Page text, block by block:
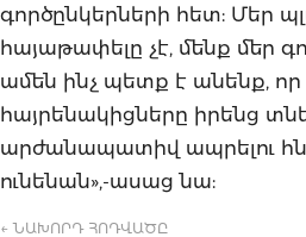
գործընկերների հետ: Մեր
հայաթափելը չէ, մենք մեր
ամեն ինչ պետք է անենք, որ
հայրենակիցները իրենց
արժանապատիվ ապրելու
ունենան»,-ասաց նա:
← ՆԱԽՈՐԴ ՀՈԴՎԱԾԸ